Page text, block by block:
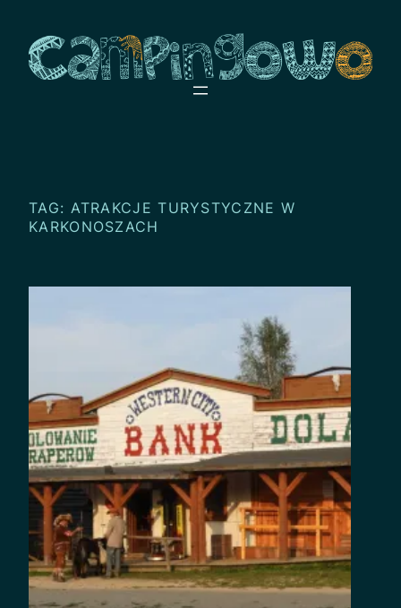
treści
TAG: ATRAKCJE TURYSTYCZNE W
KARKONOSZACH